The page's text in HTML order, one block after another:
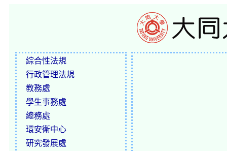
綜合性法規
行政管理法規
教務處
學生事務處
總務處
環安衛中心
研究發展處